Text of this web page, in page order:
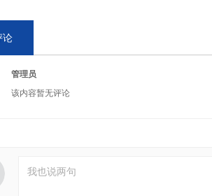
论
管理员
该内容暂无评论